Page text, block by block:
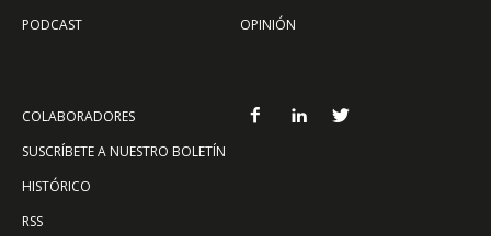
PODCAST
OPINIÓN
COLABORADORES
SUSCRÍBETE A NUESTRO BOLETÍN
HISTÓRICO
RSS